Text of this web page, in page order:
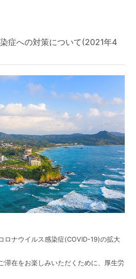
症への対策について(2021年4
ロナウイルス感染症(COVID-19)の拡大
滞在をお楽しみいただくために、厚生労